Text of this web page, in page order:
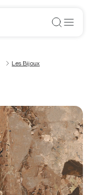
Les Bijoux